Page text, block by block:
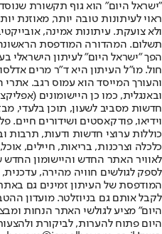
"ישראל היום" הוא גוף תקשורת
ראוי לעיתונות טובה יותר, מאוזנת
ולא צועקת. עיתונות אמינה,
הפך "ישראל היום" לעיתון הישראלי
חול. מו"ל העיתון היא ד"ר מרים
והעורך המייסד הוא עמוס רגב.
חדשות מסביב לשעון, תוכן בלעדי,
וידיאו, פודקאסטים ושידורים חיים.
כוללות ערוצי חדשות ודעות, תרבות
לאוויר האתר החדש והיישומון
לספק לגולשים חוויה מהירה,
המודפסת של העיתון זמינים גם
לקבל אותם גם בניוזלטר. מועדון
היום" מציע לגולשי האתר הנחות
היום פתוח להערות, לביקורת